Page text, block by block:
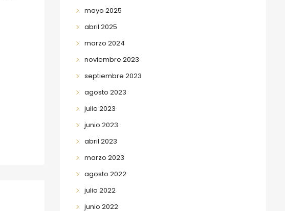
mayo 2025
abril 2025
marzo 2024
noviembre 2023
septiembre 2023
agosto 2023
julio 2023
junio 2023
abril 2023
marzo 2023
agosto 2022
julio 2022
junio 2022